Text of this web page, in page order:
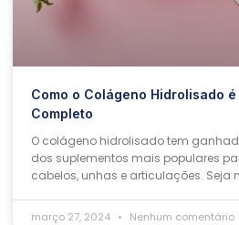
Como o Colágeno Hidrolisado
Completo
O colágeno hidrolisado tem
dos suplementos mais populares
cabelos, unhas e articulações. Seja
março 27, 2024 Nenhum comentário